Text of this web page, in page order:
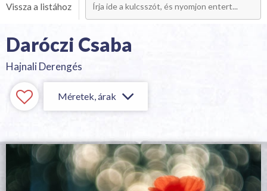
Vissza a listához
Daróczi Csaba
Hajnali Derengés
Méretek, árak